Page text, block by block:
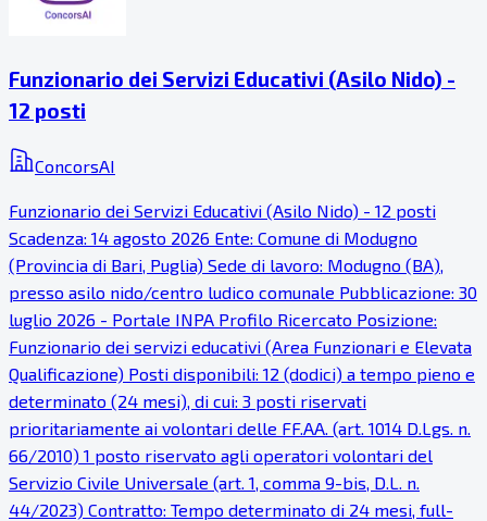
Funzionario dei Servizi Educativi (Asilo Nido) -
12 posti
ConcorsAI
Funzionario dei Servizi Educativi (Asilo Nido) - 12 posti
Scadenza: 14 agosto 2026 Ente: Comune di Modugno
(Provincia di Bari, Puglia) Sede di lavoro: Modugno (BA),
presso asilo nido/centro ludico comunale Pubblicazione: 30
luglio 2026 - Portale INPA Profilo Ricercato Posizione:
Funzionario dei servizi educativi (Area Funzionari e Elevata
Qualificazione) Posti disponibili: 12 (dodici) a tempo pieno e
determinato (24 mesi), di cui: 3 posti riservati
prioritariamente ai volontari delle FF.AA. (art. 1014 D.Lgs. n.
66/2010) 1 posto riservato agli operatori volontari del
Servizio Civile Universale (art. 1, comma 9-bis, D.L. n.
44/2023) Contratto: Tempo determinato di 24 mesi, full-